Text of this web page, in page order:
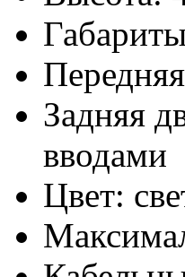
Задняя
вводами
Цвет: